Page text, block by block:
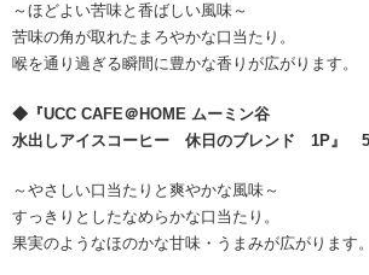
～ほどよい苦味と香ばしい風味～
苦味の角が取れたまろやかな口当たり。
喉を通り過ぎる瞬間に豊かな香りが広がります。
◆『UCC CAFE＠HOME ムーミン谷
水出しアイスコーヒー 休日のブレンド 1P』
～やさしい口当たりと爽やかな風味～
すっきりとしたなめらかな口当たり。
果実のようなほのかな甘味・うまみが広がります。